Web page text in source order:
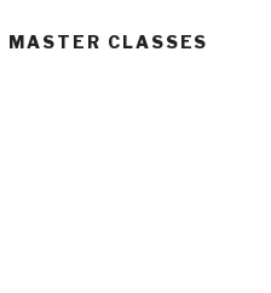
MASTER CLASSES